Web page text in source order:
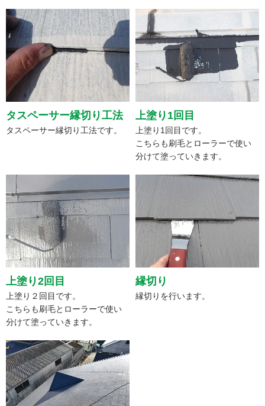
タスペーサー縁切り工法
タスペーサー縁切り工法です。
上塗り1回目
上塗り1回目です。
こちらも刷毛とローラーで使い
分けて塗っていきます。
上塗り2回目
上塗り２回目です。
こちらも刷毛とローラーで使い
分けて塗っていきます。
縁切り
縁切りを行います。